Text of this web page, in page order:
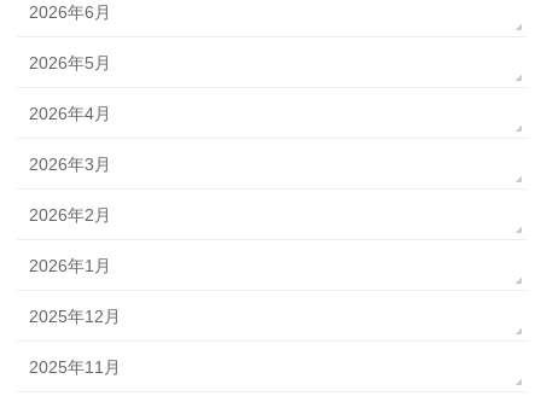
2026年6月
2026年5月
2026年4月
2026年3月
2026年2月
2026年1月
2025年12月
2025年11月